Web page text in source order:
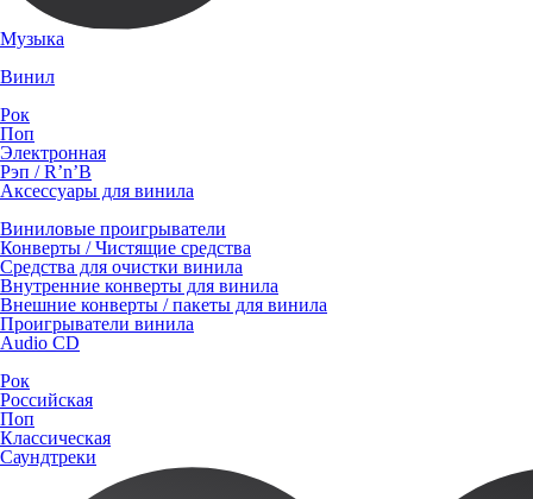
Музыка
Винил
Рок
Поп
Электронная
Рэп / R’n’B
Аксессуары для винила
Виниловые проигрыватели
Конверты / Чистящие средства
Средства для очистки винила
Внутренние конверты для винила
Внешние конверты / пакеты для винила
Проигрыватели винила
Audio CD
Рок
Российская
Поп
Классическая
Саундтреки